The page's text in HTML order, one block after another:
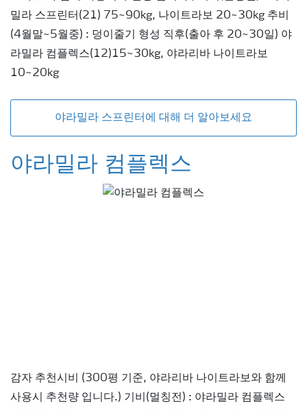
밀라 스프린터(21) 75~90kg, 나이트라보 20~30kg 추비
(4월말~5월중) : 덩이줄기 형성 직후(출아 후 20~30일) 야
라밀라 컴플렉스(12)15~30kg, 야라리바 나이트라보
10~20kg
야라밀라 스프린터에 대해 더 알아보세요
야라밀라 컴플렉스
감자 추천시비 (300평 기준, 야라리바 나이트라보와 함께
사용시 추천량 입니다.) 기비(멀칭전) : 야라밀라 컴플렉스